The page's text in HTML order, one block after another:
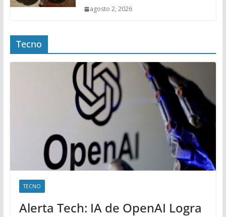
agosto 2, 2026
Tecno
TECNO
Alerta Tech: IA de OpenAI Logra